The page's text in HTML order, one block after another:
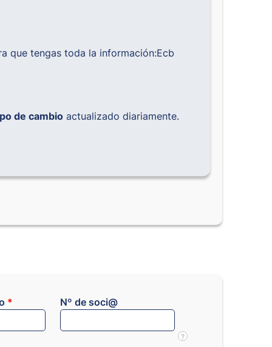
que tengas toda la información:Ecb
de cambio actualizado diariamente.
* Nº de soci@
?